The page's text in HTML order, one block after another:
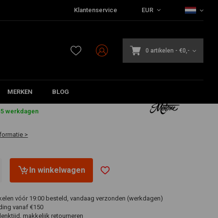
Klantenservice EUR
0 artikelen - €0,-
MERKEN BLOG
werkdagen
>
In winkelwagen
vóór 19:00 besteld, vandaag verzonden (werkdagen)
vanaf €150
makkelijk retourneren